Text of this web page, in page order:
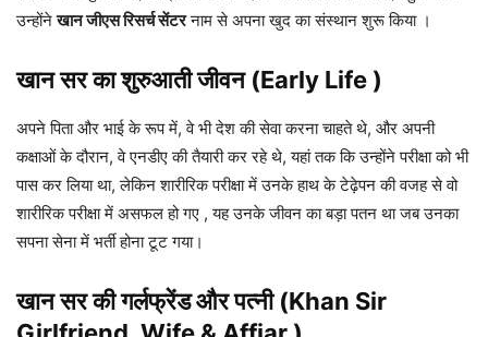
उन्होंनेखान जीएस रिसर्च सेंटरनाम से अपना खुद का संस्थान शुरू किया ।
खान सर का शुरुआती जीवन (Early Life )
अपने पिता और भाई के रूप में, वे भी देश की सेवा करना चाहते थे, और अपनी
कक्षाओं के दौरान, वे एनडीए की तैयारी कर रहे थे, यहां तक ​​कि उन्होंने परीक्षा को भी
पास कर लिया था, लेकिन शारीरिक परीक्षा में उनके हाथ के टेढ़ेपन की वजह से वो
शारीरिक परीक्षा में असफल हो गए , यह उनके जीवन का बड़ा पतन था जब उनका
सपना सेना में भर्ती होना टूट गया।
खान सर की गर्लफ्रेंड और पत्नी (Khan Sir